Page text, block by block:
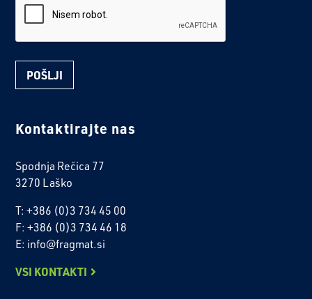
Kontaktirajte nas
Spodnja Rečica 77
3270 Laško
T: +386 (0)3 734 45 00
F: +386 (0)3 734 46 18
E: info@fragmat.si
VSI KONTAKTI